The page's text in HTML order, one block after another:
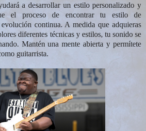
a desarrollar un estilo personalizado y
el proceso de encontrar tu estilo de
continua. A medida que adquieras
diferentes técnicas y estilos, tu sonido se
Mantén una mente abierta y permítete
guitarrista.